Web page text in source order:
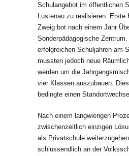
Schulangebot im öffentlichen
Lustenau zu realisieren. Erste
Zweig bot nach einem Jahr
Sonderpädagogische
erfolgreichen Schuljahren am
mussten jedoch neue
werden um die
vier Klassen auszubauen.
bedingte einen
Nach einem langwierigen
zwischenzeitlich einzigen
als Privatschule
schlussendlich an der